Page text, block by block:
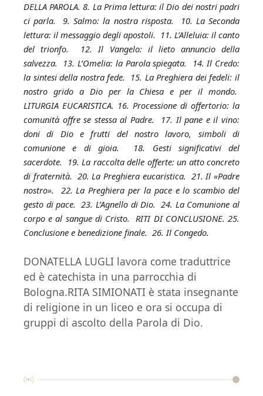
DELLA PAROLA. 8. La Prima lettura: il Dio dei nostri padri
ci parla. 9. Salmo: la nostra risposta. 10. La Seconda
lettura: il messaggio degli apostoli. 11. L’Alleluia: il canto
del trionfo. 12. Il Vangelo: il lieto annuncio della
salvezza. 13. L’Omelia: la Parola spiegata. 14. Il Credo:
la sintesi della nostra fede. 15. La Preghiera dei fedeli: il
nostro grido a Dio per la Chiesa e per il mondo.
LITURGIA EUCARISTICA. 16. Processione di offertorio: la
comunità offre se stessa al Padre. 17. Il pane e il vino:
doni di Dio e frutti del nostro lavoro, simboli di
comunione e di gioia. 18. Gesti significativi del
sacerdote. 19. La raccolta delle offerte: un atto concreto
di fraternità. 20. La Preghiera eucaristica. 21. Il «Padre
nostro». 22. La Preghiera per la pace e lo scambio del
gesto di pace. 23. L’Agnello di Dio. 24. La Comunione al
corpo e al sangue di Cristo. RITI DI CONCLUSIONE. 25.
Conclusione e benedizione finale. 26. Il Congedo.
DONATELLA LUGLI lavora come traduttrice
ed è catechista in una parrocchia di
Bologna.RITA SIMIONATI è stata insegnante
di religione in un liceo e ora si occupa di
gruppi di ascolto della Parola di Dio.